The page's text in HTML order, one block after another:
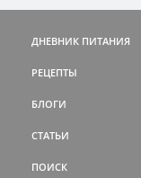
ДНЕВНИК ПИТАНИЯ
РЕЦЕПТЫ
БЛОГИ
СТАТЬИ
ПОИСК